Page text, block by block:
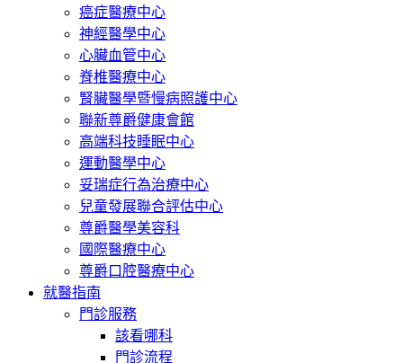
癌症醫療中心
神經醫學中心
心臟血管中心
脊椎醫療中心
腎臟醫學暨慢病照護中心
聯新尊爵健康會館
高端科技睡眠中心
運動醫學中心
妥瑞症行為治療中心
兒童發展聯合評估中心
尊爵醫學美容科
國際醫療中心
尊爵口腔醫療中心
就醫指南
門診服務
該看哪科
門診流程